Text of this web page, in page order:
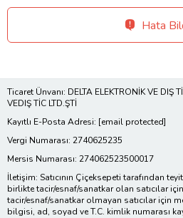
Hata
Ticaret Ünvanı: DELTA ELEKTRONİK VE DIŞ
VEDIŞ TİC LTD.ŞTİ
Kayıtlı E-Posta Adresi: [email protected]
Vergi Numarası: 2740625235
Mersis Numarası: 274062523500017
İletişim: Satıcının Çiçeksepeti tarafından
birlikte tacir/esnaf/sanatkar olan satıcılar
tacir/esnaf/sanatkar olmayan satıcılar için
bilgisi, ad, soyad ve T.C. kimlik numarası